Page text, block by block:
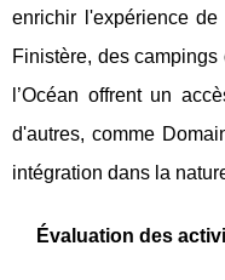
enrichir l'expérience
Finistère, des
l’Océan offrent un
d'autres, comme
intégration dans la
Évaluation des